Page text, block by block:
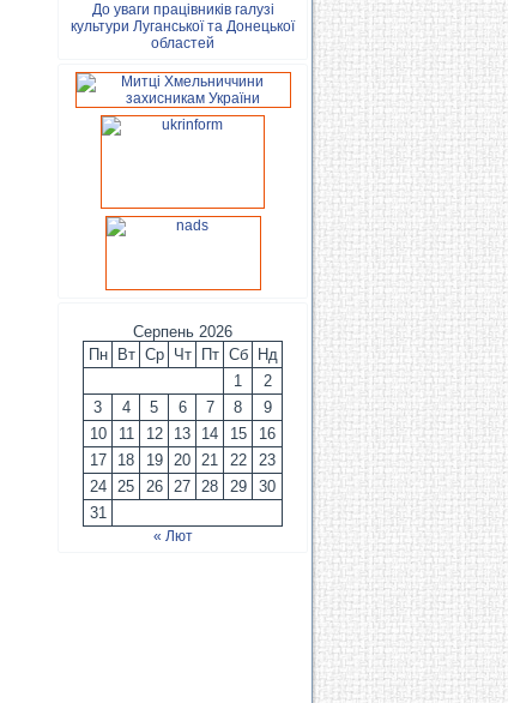
До уваги працівників галузі
культури Луганської та Донецької
областей
Серпень 2026
Пн
Вт Ср Чт Пт Сб
Нд
1
2
3
4 5 6 7 8
9
10
11 12 13 14 15
16
17
18 19 20 21 22
23
24
25 26 27 28 29
30
31
« Лют